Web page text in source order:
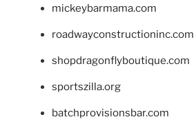
mickeybarmama.com
roadwayconstructioninc.com
shopdragonflyboutique.com
sportszilla.org
batchprovisionsbar.com